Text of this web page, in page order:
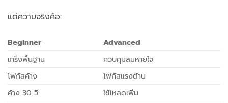
แต่ความจริงคือ:
Beginner
Advanced
เกร็งพื้นฐาน
ควบคุมลมหายใจ
โฟกัสค้าง
โฟกัสแรงต้าน
ค้าง 30 วิ
ใช้โหลดเพิ่ม